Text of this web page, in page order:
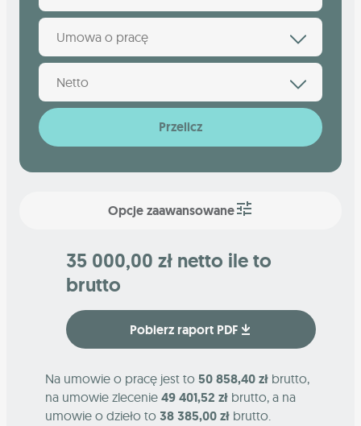
Umowa o pracę
Netto
Przelicz
Opcje zaawansowane
35 000,00 zł netto ile to
brutto
Pobierz raport PDF
Na umowie o pracę jest to 50 858,40 zł brutto,
na umowie zlecenie 49 401,52 zł brutto, a na
umowie o dzieło to 38 385,00 zł brutto.